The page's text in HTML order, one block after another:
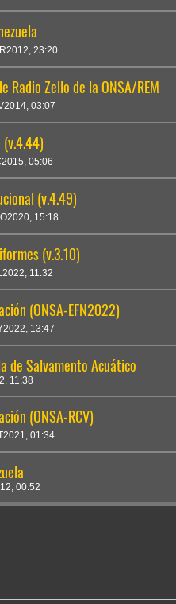
23:20
Radio Zello de la ONSA/REM
03:07
(v.4.44)
05:06
(v.4.49)
15:18
(v.3.10)
11:32
(ONSA-EFN2022)
13:47
de Salvamento Acuático
11:38
(ONSA-RCV)
01:34
00:52